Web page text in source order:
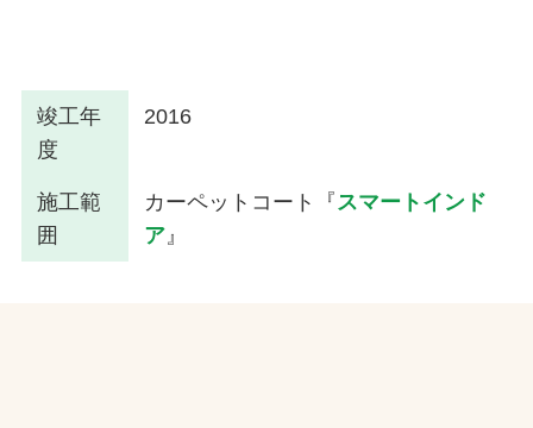
竣工年
度
2016
施工範
囲
カーペットコート『 スマートインド
ア 』